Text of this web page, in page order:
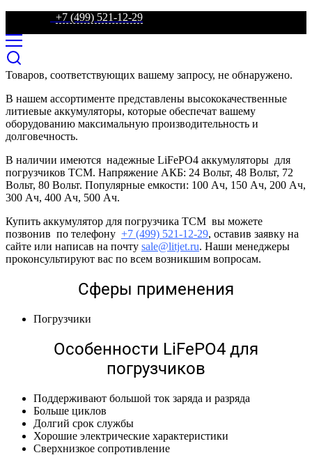
+7 (499) 521-12-29
Товаров, соответствующих вашему запросу, не обнаружено.
В нашем ассортименте представлены высококачественные
литиевые аккумуляторы, которые обеспечат вашему
оборудованию максимальную производительность и
долговечность.
В наличии имеются надежные LiFePO4 аккумуляторы для
погрузчиков TCM. Напряжение АКБ: 24 Вольт, 48 Вольт, 72
Вольт, 80 Вольт. Популярные емкости: 100 Ач, 150 Ач, 200 Ач,
300 Ач, 400 Ач, 500 Ач.
Купить аккумулятор для погрузчика TCM вы можете
позвонив по телефону +7 (499) 521-12-29, оставив заявку на
сайте или написав на почту sale@litjet.ru. Наши менеджеры
проконсультируют вас по всем возникшим вопросам.
Сферы применения
Погрузчики
Особенности LiFePO4 для
погрузчиков
Поддерживают большой ток заряда и разряда
Больше циклов
Долгий срок службы
Хорошие электрические характеристики
Сверхнизкое сопротивление